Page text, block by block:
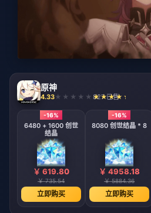
原神
4.33 827 已售
-16%
6480 + 1600 创世
结晶
￥ 619.80
￥ 735.54
立即购买
-16%
8080 创世结晶 * 8
￥ 4958.18
￥ 5884.36
立即购买